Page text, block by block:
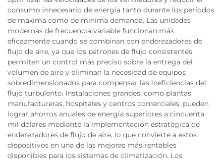
consumo innecesario de energía tanto durante los períodos
de máxima como de mínima demanda. Las unidades
modernas de frecuencia variable funcionan más
eficazmente cuando se combinan con enderezadores de
flujo de aire, ya que los patrones de flujo consistentes
permiten un control más preciso sobre la entrega del
volumen de aire y eliminan la necesidad de equipos
sobredimensionados para compensar las ineficiencias del
flujo turbulento. Instalaciones grandes, como plantas
manufactureras, hospitales y centros comerciales, pueden
lograr ahorros anuales de energía superiores a cincuenta
mil dólares mediante la implementación estratégica de
enderezadores de flujo de aire, lo que convierte a estos
dispositivos en una de las mejoras más rentables
disponibles para los sistemas de climatización. Los